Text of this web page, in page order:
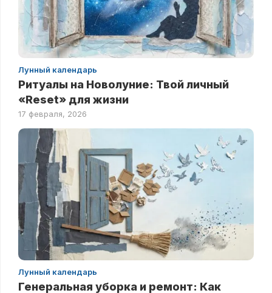
Лунный календарь
Ритуалы на Новолуние: Твой личный
«Reset» для жизни
17 февраля, 2026
Лунный календарь
Генеральная уборка и ремонт: Как